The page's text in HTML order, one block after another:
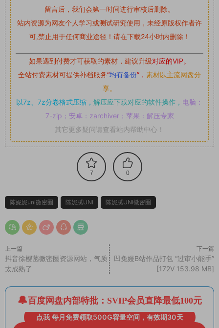
留言后，我们会第一时间进行审核后删除。
站内资源为网友个人学习或测试研究使用，未经原版权作者许
可,禁止用于任何商业途径！请在下载24小时内删除！
如果遇到付费才可获取的素材，建议升级对应的VIP。
全站付费素材可提供补档服务“均有备份”， 素材以主流网盘分
享。
以7z、7z分卷格式压缩， 解压应下载对应的软件操作， 电脑：
7-zip；安卓：zarchiver；苹果：解压专家
其它更多疑问请查看站内帮助中心！
7 0
陈妮妮uni微密圈 陈妮腻UNI 陈妮腻UNI微密圈
上一篇
抖音徐樱菡微密圈资源网站，气质
太成熟了
下一篇
凹兔嫚B站作品打包 “过审小能手”
[172V 153.98 MB]
百度网盘内部特批：SVIP会员直降最低100元
点我 每月免费领取500G容量空间，有效期30天